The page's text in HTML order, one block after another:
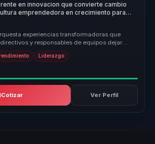
en innovacion que convierte cambio
emprendedora en crecimiento para
experiencias transformadoras que
y responsables de equipos dejar
Liderazgo
Cotizar Ver Perfil